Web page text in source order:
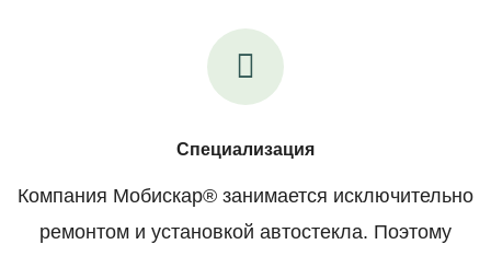
Специализация
Компания Мобискар® занимается исключительно
ремонтом и установкой автостекла. Поэтому